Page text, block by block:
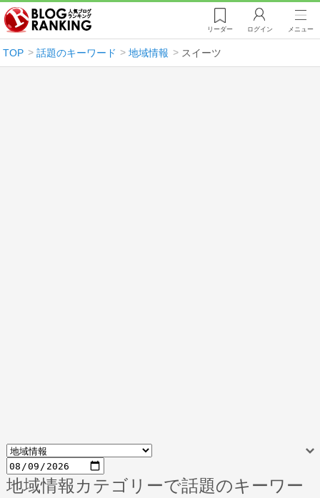
リーダー ログイン メニュー
TOP 話題のキーワード 地域情報 スイーツ
地域情報カテゴリーで話題のキーワー